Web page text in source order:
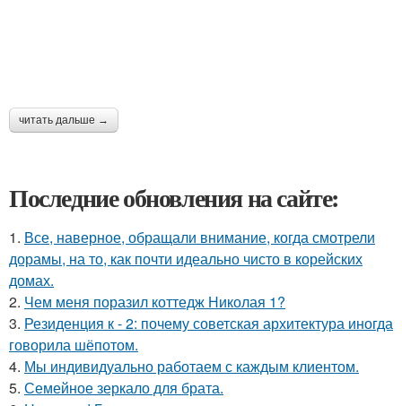
читать дальше →
Последние обновления на сайте:
1. Все, наверное, обращали внимание, когда смотрели
дорамы, на то, как почти идеально чисто в корейских
домах.
2. Чем меня поразил коттедж Николая 1?
3. Резиденция к - 2: почему советская архитектура иногда
говорила шёпотом.
4. Мы индивидуально работаем с каждым клиентом.
5. Семейное зеркало для брата.